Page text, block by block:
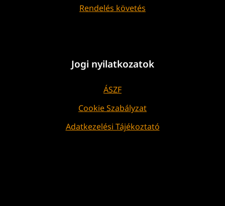
Rendelés követés
Jogi nyilatkozatok
ÁSZF
Cookie Szabályzat
Adatkezelési Tájékoztató